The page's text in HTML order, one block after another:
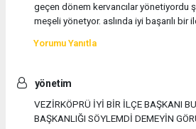
geçen dönem kervancılar yönetiyordu
meşeli yönetyor. aslında iyi başarılı bir
Yorumu Yanıtla
yönetim
VEZİRKÖPRÜ İYİ BİR İLÇE BAŞKANI
BAŞKANLIĞI SÖYLEMDİ DEMEYİN